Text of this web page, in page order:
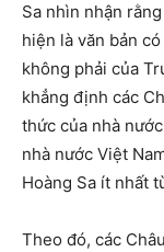
Sa nhìn nhận
hiện là văn bản
không phải của
khẳng định các
thức của nhà
nhà nước Việt
Hoàng Sa ít nhất
Theo đó, các